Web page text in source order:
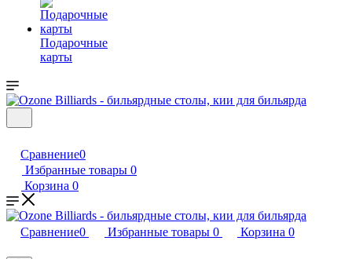
Подарочные
карты
Сравнение0
Избранные товары 0
Корзина 0
Сравнение0 Избранные товары 0 Корзина 0